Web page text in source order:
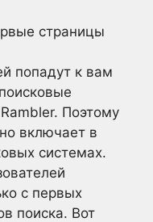
страницы
попадут к вам
Поэтому
включает в
системах.
с первых
поиска. Вот